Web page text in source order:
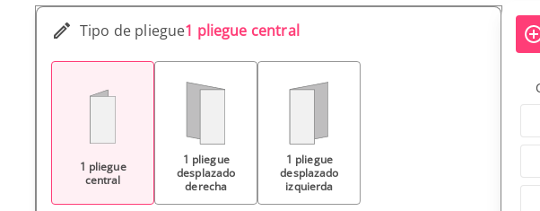
Tipo de pliegue1 pliegue central
1 pliegue
central
1 pliegue
desplazado
derecha
1 pliegue
desplazado
izquierda